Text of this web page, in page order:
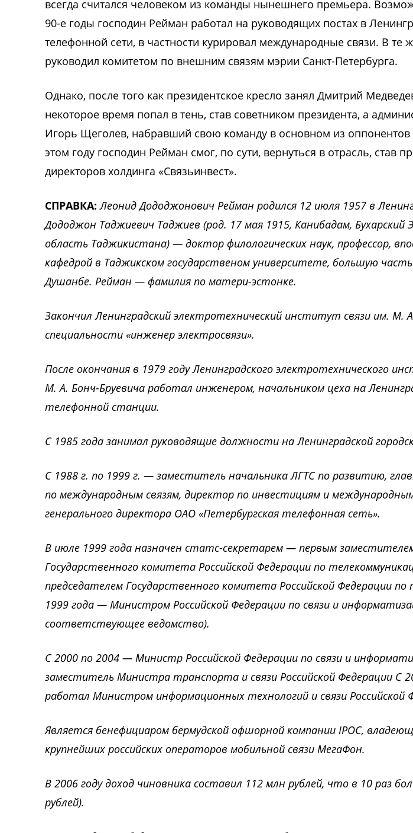
всегда считался человеком из команды нынешнего премьера.
90-е годы господин Рейман работал на руководящих постах в
телефонной сети, в частности курировал международные связи. В те
руководил комитетом по внешним связям мэрии Санкт-Петербурга.
Однако, после того как президентское кресло занял Дмитрий
некоторое время попал в тень, став советником президента, а
Игорь Щеголев, набравший свою команду в основном из
этом году господин Рейман смог, по сути, вернуться в отрасль, став
директоров холдинга «Связьинвест».
СПРАВКА: Леонид Дододжонович Рейман родился 12 июля 1957 в
Дододжон Таджиевич Таджиев (род. 17 мая 1915, Канибадам,
область Таджикистана) — доктор филологических наук, профессор,
кафедрой в Таджикском государственом университете, большую
Душанбе. Рейман — фамилия по матери-эстонке.
Закончил Ленинградский электротехнический институт связи им. М.
специальности «инженер электросвязи».
После окончания в 1979 году Ленинградского электротехнического
М. А. Бонч-Бруевича работал инженером, начальником цеха на
телефонной станции.
С 1985 года занимал руководящие должности на Ленинградской
С 1988 г. по 1999 г. — заместитель начальника ЛГТС по развитию,
по международным связям, директор по инвестициям и
генерального директора ОАО «Петербургская телефонная сеть».
В июле 1999 года назначен статс-секретарем — первым
Государственного комитета Российской Федерации по
председателем Государственного комитета Российской Федерации
1999 года — Министром Российской Федерации по связи и
соответствующее ведомство).
С 2000 по 2004 — Министр Российской Федерации по связи и
заместитель Министра транспорта и связи Российской Федерации С
работал Министром информационных технологий и связи Российской
Является бенефициаром бермудской офшорной компании IPOC,
крупнейших российских операторов мобильной связи МегаФон.
В 2006 году доход чиновника составил 112 млн рублей, что в 10 раз
рублей).